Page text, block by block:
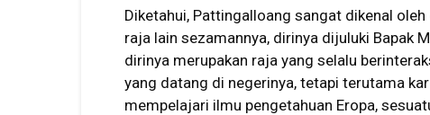
Diketahui, Pattingalloang sangat dikenal
raja lain sezamannya, dirinya dijuluki Bapak
dirinya merupakan raja yang selalu
yang datang di negerinya, tetapi terutama
mempelajari ilmu pengetahuan Eropa,